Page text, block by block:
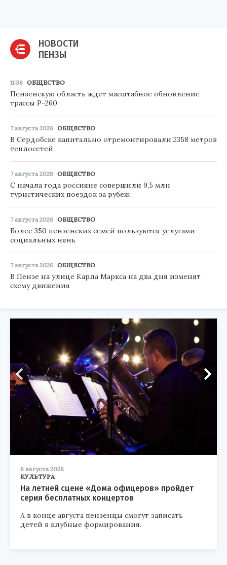
НОВОСТИ
ПЕНЗЫ
11:36 ОБЩЕСТВО
Пензенскую область ждет масштабное обновление
трассы Р-260
7 августа 2026 ОБЩЕСТВО
В Сердобске капитально отремонтировали 2358 метров
теплосетей
7 августа 2026 ОБЩЕСТВО
С начала года россияне совершили 9,5 млн
туристических поездок за рубеж
7 августа 2026 ОБЩЕСТВО
Более 350 пензенских семей пользуются услугами
социальных нянь
7 августа 2026 ОБЩЕСТВО
В Пензе на улице Карла Маркса на два дня изменят
схему движения
6 августа 2026
КУЛЬТУРА
На летней сцене «Дома офицеров» пройдет
серия бесплатных концертов
А в конце августа пензенцы смогут записать
детей в клубные формирования.